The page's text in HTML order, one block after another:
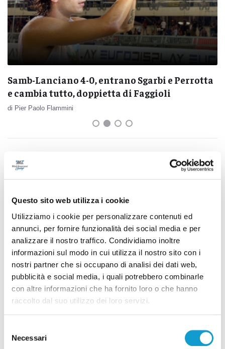
Questo sito web utilizza i cookie
Utilizziamo i cookie per personalizzare contenuti ed
annunci, per fornire funzionalità dei social media e per
analizzare il nostro traffico. Condividiamo inoltre
informazioni sul modo in cui utilizza il nostro sito con i
nostri partner che si occupano di analisi dei dati web,
pubblicità e social media, i quali potrebbero combinarle
con altre informazioni che ha fornito loro o che hanno
raccolto dal suo utilizzo dei loro servizi.
delNecessari
Samb-Lanciano 4-0, entrano Sgarbi e Perrotta
e cambia tutto, doppietta di Faggioli
di Pier Paolo Flammini